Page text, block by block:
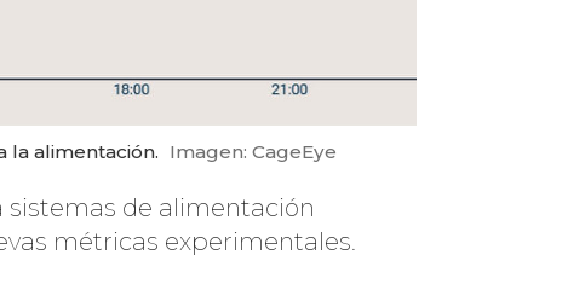
la alimentación. Imagen: CageEye
sistemas de alimentación
métricas experimentales.